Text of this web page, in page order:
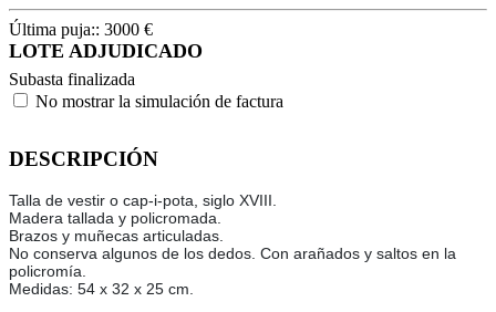
Última puja:: 3000 €
LOTE ADJUDICADO
Subasta finalizada
No mostrar la simulación de factura
DESCRIPCIÓN
Talla de vestir o cap-i-pota, siglo XVIII.
Madera tallada y policromada.
Brazos y muñecas articuladas.
No conserva algunos de los dedos. Con arañados y saltos en la
policromía.
Medidas: 54 x 32 x 25 cm.